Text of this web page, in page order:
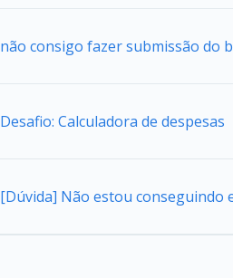
não consigo fazer submissão do
Desafio: Calculadora de despesas
[Dúvida] Não estou conseguindo